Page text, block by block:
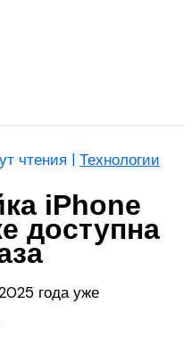
чтения |Технологии
iPhone
доступна